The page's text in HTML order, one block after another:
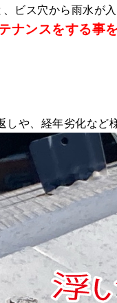
ビス穴から雨水が
ナンスをする事
や、経年劣化など